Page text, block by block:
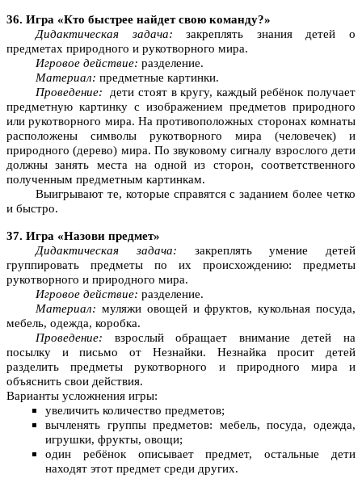
36. Игра «Кто быстрее найдет свою команду?»
Дидактическая задача: закреплять знания детей о
предметах природного и рукотворного мира.
Игровое действие: разделение.
Материал: предметные картинки.
Проведение: дети стоят в кругу, каждый ребёнок получает
предметную картинку с изображением предметов природного
или рукотворного мира. На противоположных сторонах комнаты
расположены символы рукотворного мира (человечек) и
природного (дерево) мира. По звуковому сигналу взрослого дети
должны занять места на одной из сторон, соответственного
полученным предметным картинкам.
Выигрывают те, которые справятся с заданием более четко
и быстро.
37. Игра «Назови предмет»
Дидактическая задача: закреплять умение детей
группировать предметы по их происхождению: предметы
рукотворного и природного мира.
Игровое действие: разделение.
Материал: муляжи овощей и фруктов, кукольная посуда,
мебель, одежда, коробка.
Проведение: взрослый обращает внимание детей на
посылку и письмо от Незнайки. Незнайка просит детей
разделить предметы рукотворного и природного мира и
объяснить свои действия.
Варианты усложнения игры:
увеличить количество предметов;
вычленять группы предметов: мебель, посуда, одежда,
игрушки, фрукты, овощи;
один ребёнок описывает предмет, остальные дети
находят этот предмет среди других.